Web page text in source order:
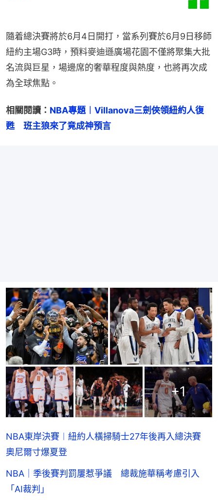
隨着總決賽將於6月4日開打，當系列賽於6月9日移師
紐約主場G3時，預料麥迪遜廣場花園不僅將聚集大批
名流與巨星，場邊席的奢華程度與熱度，也將再次成
為全球焦點。
相關閱讀： NBA專題︱Villanova三劍俠領紐約人復
甦　班主狼來了竟成神預言
+1
NBA東岸決賽︱紐約人橫掃騎士27年後再入總決賽
奧尼爾寸爆夏登
NBA｜季後賽判罰屢惹爭議 總裁施華稱考慮引入
「AI裁判」